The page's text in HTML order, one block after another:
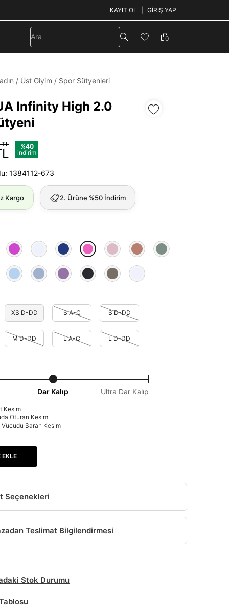
KAYIT OL GIRIŞ YAP
0
/ Üst Giyim / Spor Sütyenleri
Infinity High 2.0
TL
%40
indirim
1384112-673
Kargo 2. Ürüne %50 İndirim
XS D-DD S A-C S D-DD
M D-DD L A-C L D-DD
Dar Kalıp Ultra Dar Kalıp
Kesim
Oturan Kesim
Vücudu Saran Kesim
EKLE
Seçenekleri
Teslimat Bilgilendirmesi
Stok Durumu